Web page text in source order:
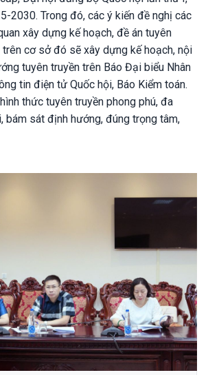
2030. Trong đó, các ý kiến đề nghị các
xây dựng kế hoạch, đề án tuyên
trên cơ sở đó sẽ xây dựng kế hoạch, nội
tuyên truyền trên Báo Đại biểu Nhân
tin điện tử Quốc hội, Báo Kiểm toán.
thức tuyên truyền phong phú, đa
bám sát định hướng, đúng trọng tâm,